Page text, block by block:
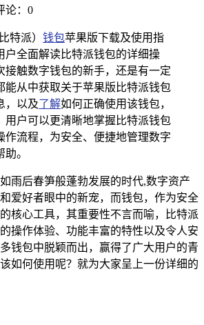
论：0
特派） 钱包苹果版下载及使用指
户全面解读比特派钱包的详细操
接触数字钱包的新手，还是有一定
能从中获取关于苹果版比特派钱包
，以及了解如何正确使用该钱包，
用户可以更清晰地掌握比特派钱包
作流程，为安全、便捷地管理数字
。
雨后春笋般蓬勃发展的时代,数字资产
爱好者眼中的新宠，而钱包，作为安全
核心工具，其重要性不言而喻，比特派
操作体验、功能丰富的特性以及令人安
钱包中脱颖而出，赢得了广大用户的青
如何使用呢？就为大家呈上一份详细的